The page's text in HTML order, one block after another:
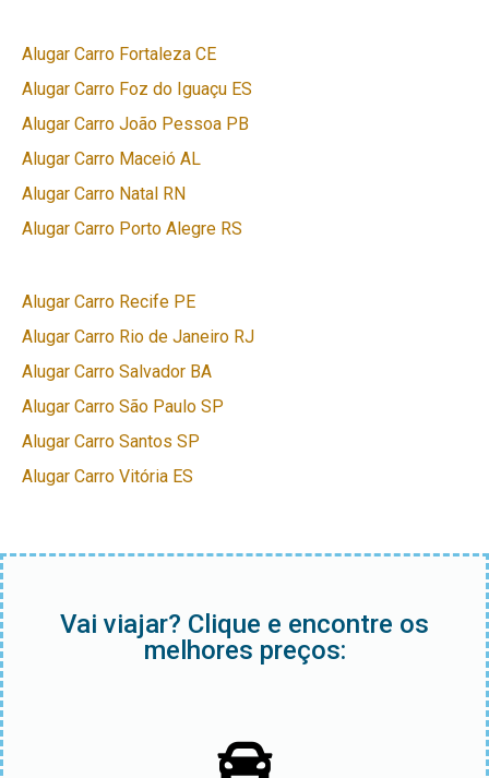
Alugar Carro Fortaleza CE
Alugar Carro Foz do Iguaçu ES
Alugar Carro João Pessoa PB
Alugar Carro Maceió AL
Alugar Carro Natal RN
Alugar Carro Porto Alegre RS
Alugar Carro Recife PE
Alugar Carro Rio de Janeiro RJ
Alugar Carro Salvador BA
Alugar Carro São Paulo SP
Alugar Carro Santos SP
Alugar Carro Vitória ES
Vai viajar? Clique e encontre os
melhores preços: